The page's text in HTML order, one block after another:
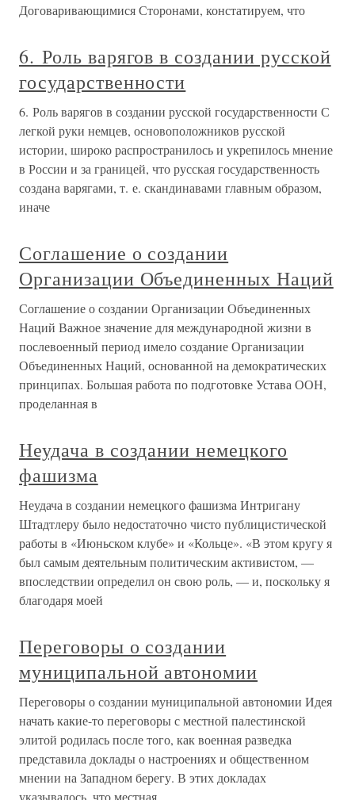
Договаривающимися Сторонами, констатируем, что
6. Роль варягов в создании русской
государственности
6. Роль варягов в создании русской государственности С
легкой руки немцев, основоположников русской
истории, широко распространилось и укрепилось мнение
в России и за границей, что русская государственность
создана варягами, т. е. скандинавами главным образом,
иначе
Соглашение о создании
Организации Объединенных Наций
Соглашение о создании Организации Объединенных
Наций Важное значение для международной жизни в
послевоенный период имело создание Организации
Объединенных Наций, основанной на демократических
принципах. Большая работа по подготовке Устава ООН,
проделанная в
Неудача в создании немецкого
фашизма
Неудача в создании немецкого фашизма Интригану
Штадтлеру было недостаточно чисто публицистической
работы в «Июньском клубе» и «Кольце». «В этом кругу я
был самым деятельным политическим активистом, —
впоследствии определил он свою роль, — и, поскольку я
благодаря моей
Переговоры о создании
муниципальной автономии
Переговоры о создании муниципальной автономии Идея
начать какие-то переговоры с местной палестинской
элитой родилась после того, как военная разведка
представила доклады о настроениях и общественном
мнении на Западном берегу. В этих докладах
указывалось, что местная